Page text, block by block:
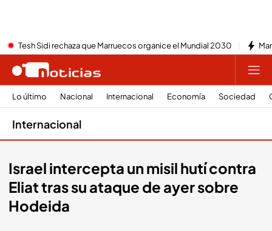
Tesh Sidi rechaza que Marruecos organice el Mundial 2030
Lo último Nacional Internacional Economía Sociedad
Internacional
Israel intercepta un misil hutí contra
Eliat tras su ataque de ayer sobre
Hodeida